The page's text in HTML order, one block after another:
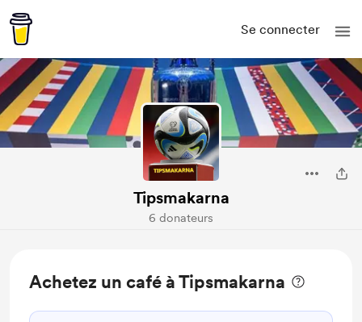
Se connecter
Tipsmakarna
6 donateurs
Achetez un café à Tipsmakarna